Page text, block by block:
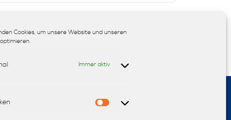
Cookies, um unsere Website und unseren
Immer aktiv
Statistiken